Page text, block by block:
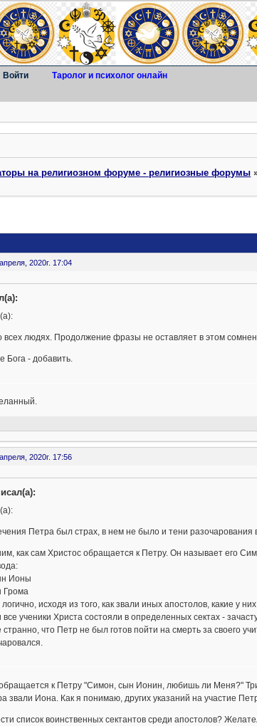
Войти Таролог и психолог онлайн
на религиозном форуме - религиозные форумы
2020г. 17:04
людях. Продолжение фразы не оставляет в этом
Бога - добавить.
2020г. 17:56
Петра был страх, в нем не было и тени разочарования
как сам Христос обращается к Петру. Он называет его
Ионы
Грома
исходя из того, как звали иных апостолов, какие у
ученики Христа состояли в определенных сектах -
странно, что Петр не был готов пойти на смерть за своего
к Петру "Симон, сын Ионин, любишь ли Меня?"
звали Иона. Как я понимаю, других указаний на участие
список воинственных сектантов среди апостолов?